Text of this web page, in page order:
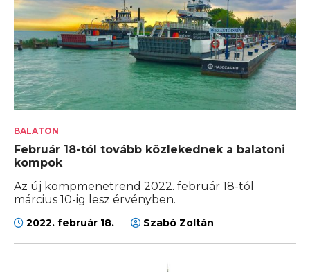
BALATON
Február 18-tól tovább közlekednek a balatoni
kompok
Az új kompmenetrend 2022. február 18-tól
március 10-ig lesz érvényben.
2022. február 18. Szabó Zoltán